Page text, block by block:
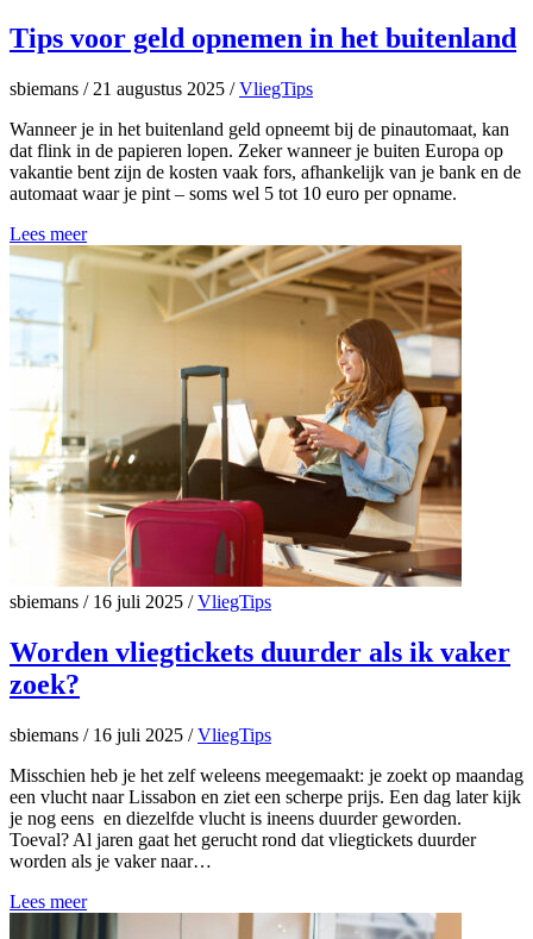
Tips voor geld opnemen in het buitenland
sbiemans /21 augustus 2025 / VliegTips
Wanneer je in het buitenland geld opneemt bij de pinautomaat, kan
dat flink in de papieren lopen. Zeker wanneer je buiten Europa op
vakantie bent zijn de kosten vaak fors, afhankelijk van je bank en de
automaat waar je pint – soms wel 5 tot 10 euro per opname.
Lees meer
sbiemans /16 juli 2025 / VliegTips
Worden vliegtickets duurder als ik vaker
zoek?
sbiemans /16 juli 2025 / VliegTips
Misschien heb je het zelf weleens meegemaakt: je zoekt op maandag
een vlucht naar Lissabon en ziet een scherpe prijs. Een dag later kijk
je nog eens en diezelfde vlucht is ineens duurder geworden.
Toeval? Al jaren gaat het gerucht rond dat vliegtickets duurder
worden als je vaker naar…
Lees meer